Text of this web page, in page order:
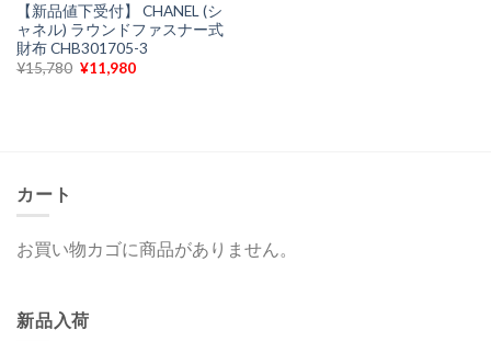
【新品値下受付】 CHANEL (シ
ャネル) ラウンドファスナー式
財布 CHB301705-3
¥15,780 元
¥11,980現
カート
お買い物カゴに商品がありません。
新品入荷